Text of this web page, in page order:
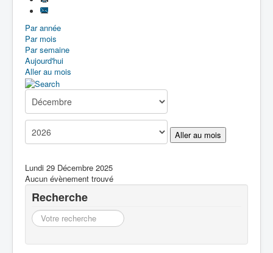
Vie fédérale
Examens
Le Magazine
Les Médailles
Boîte à Outils
Contact
Par année
Par mois
Par semaine
Aujourd'hui
Aller au mois
Aller au mois
Lundi 29 Décembre 2025
Aucun évènement trouvé
Recherche
Recherche